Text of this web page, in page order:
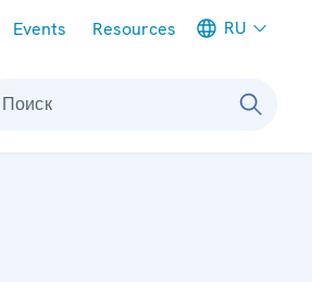
Events Resources RU
Поиск